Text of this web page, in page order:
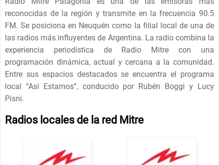
reconocidas de la región y transmite en la frecuencia 90.5
FM. Se posiciona en Neuquén como la filial local de una de
las radios más influyentes de Argentina. La radio combina la
experiencia periodística de Radio Mitre con una
programación dinámica, actual y cercana a la comunidad.
Entre sus espacios destacados se encuentra el programa
local “Así Estamos”, conducido por Rubén Boggi y Lucy
Pisni.
Radios locales de la red Mitre